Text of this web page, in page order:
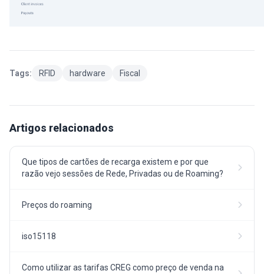
Tags: RFID hardware Fiscal
Artigos relacionados
Que tipos de cartões de recarga existem e por que
razão vejo sessões de Rede, Privadas ou de Roaming?
Preços do roaming
iso15118
Como utilizar as tarifas CREG como preço de venda na